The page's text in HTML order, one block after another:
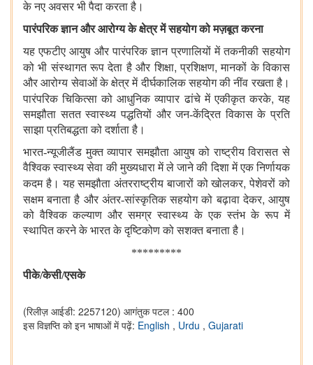
के नए अवसर भी पैदा करता है।
पारंपरिक ज्ञान और आरोग्य के क्षेत्र में सहयोग को मज़बूत करना
यह एफटीए आयुष और पारंपरिक ज्ञान प्रणालियों में तकनीकी सहयोग
को भी संस्थागत रूप देता है और शिक्षा,प्रशिक्षण,मानकों के विकास
और आरोग्य सेवाओं के क्षेत्र में दीर्घकालिक सहयोग की नींव रखता है।
पारंपरिक चिकित्सा को आधुनिक व्यापार ढांचे में एकीकृत करके,यह
समझौता सतत स्वास्थ्य पद्धतियों और जन-केंद्रित विकास के प्रति
साझा प्रतिबद्धता को दर्शाता है।
भारत-न्यूजीलैंड मुक्त व्यापार समझौता आयुष को राष्ट्रीय विरासत से
वैश्विक स्वास्थ्य सेवा की मुख्यधारा में ले जाने की दिशा में एक निर्णायक
कदम है। यह समझौता अंतरराष्ट्रीय बाजारों को खोलकर,पेशेवरों को
सक्षम बनाता है और अंतर-सांस्कृतिक सहयोग को बढ़ावा देकर,आयुष
को वैश्विक कल्याण और समग्र स्वास्थ्य के एक स्तंभ के रूप में
स्थापित करने के भारत के दृष्टिकोण को सशक्त बनाता है।
*********
पीके/केसी/एसके
(रिलीज़ आईडी: 2257120) आगंतुक पटल : 400
इस विज्ञप्ति को इन भाषाओं में पढ़ें: English , Urdu , Gujarati